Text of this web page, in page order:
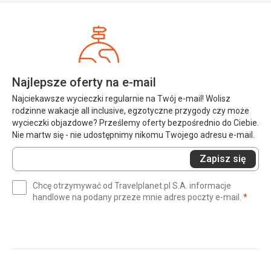
Najlepsze oferty na e-mail
Najciekawsze wycieczki regularnie na Twój e-mail! Wolisz
rodzinne wakacje all inclusive, egzotyczne przygody czy może
wycieczki objazdowe? Prześlemy oferty bezpośrednio do Ciebie.
Nie martw się - nie udostępnimy nikomu Twojego adresu e-mail.
Wprowadź
swój
(wymagane)
Zapisz się
Chcę otrzymywać od Travelplanet.pl S.A. informacje
handlowe na podany przeze mnie adres poczty e-mail. *